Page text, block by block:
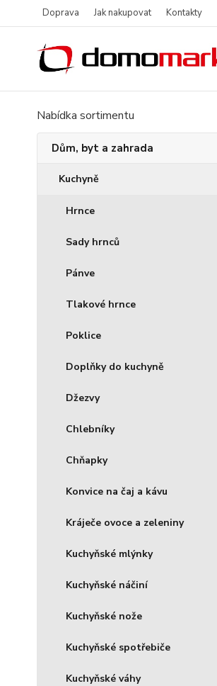
Doprava Jak nakupovat Kontakty
Nabídka sortimentu
Dům, byt a zahrada
Kuchyně
Hrnce
Sady hrnců
Pánve
Tlakové hrnce
Poklice
Doplňky do kuchyně
Džezvy
Chlebníky
Chňapky
Konvice na čaj a kávu
Kráječe ovoce a zeleniny
Kuchyňské mlýnky
Kuchyňské náčiní
Kuchyňské nože
Kuchyňské spotřebiče
Kuchyňské váhy